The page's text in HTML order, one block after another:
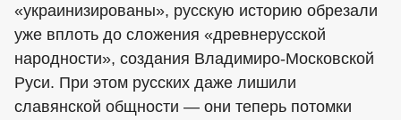
«украинизированы», русскую историю обрезали
уже вплоть до сложения «древнерусской
народности», создания Владимиро-Московской
Руси. При этом русских даже лишили
славянской общности — они теперь потомки